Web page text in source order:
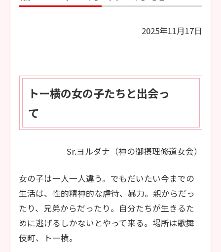
2025年11月17日
トー横の女の子たちと出会っ
て
Sr.ヨルダナ（神の御摂理修道女会）
女の子は一人一人違う。でもだいたい今までの
生活は、性的精神的な虐待、暴力。親からだっ
たり、兄弟からだったり。自分たちが生きるた
めに逃げるしかないとやって来る。場所は歌舞
伎町、トー横。